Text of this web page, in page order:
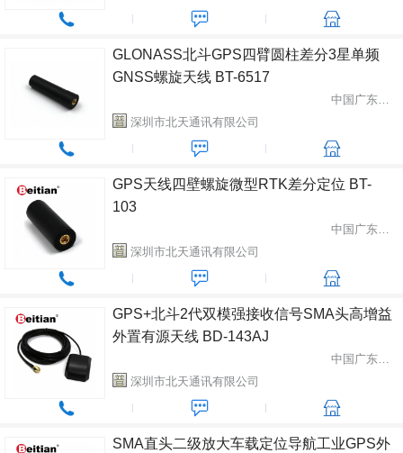
GLONASS北斗GPS四臂圆柱差分3星单频
GNSS螺旋天线 BT-6517
中国广东省深圳市
深圳市北天通讯有限公司
GPS天线四壁螺旋微型RTK差分定位 BT-
103
中国广东省深圳市
深圳市北天通讯有限公司
GPS+北斗2代双模强接收信号SMA头高增益
外置有源天线 BD-143AJ
中国广东省深圳市
深圳市北天通讯有限公司
SMA直头二级放大车载定位导航工业GPS外